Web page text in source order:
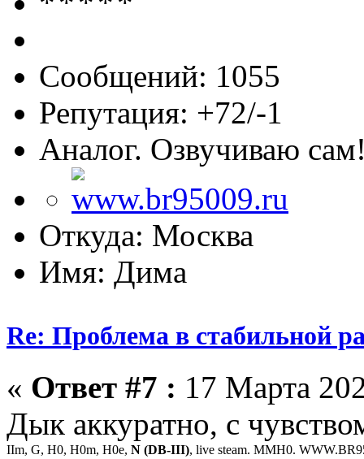
Сообщений: 1055
Репутация: +72/-1
Аналог. Озвучиваю
Откуда: Москва
Имя: Дима
Re: Проблема в стабильной
« Ответ #7 : 17 Марта
Дык аккуратно, с
IIm, G, H0, H0m, H0e, N (DB-III), live steam. MMH0.